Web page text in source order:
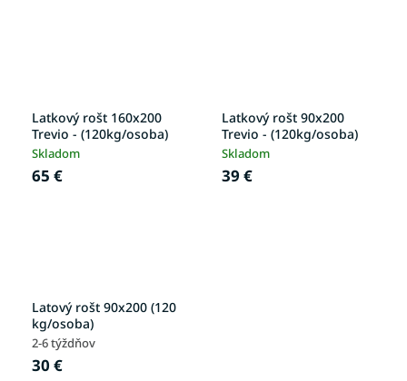
Latkový rošt 160x200
Trevio - (120kg/osoba)
Skladom
65 €
Latkový rošt 90x200
Trevio - (120kg/osoba)
Skladom
39 €
Latový rošt 90x200 (120
kg/osoba)
2-6 týždňov
30 €